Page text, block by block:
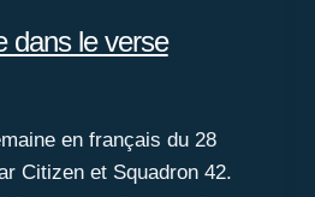
dans le verse
en français du 28
Citizen et Squadron 42.